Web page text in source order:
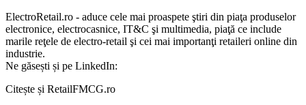
ElectroRetail.ro - aduce cele mai proaspete ştiri din piaţa produselor
electronice, electrocasnice, IT&C şi multimedia, piaţă ce include
marile reţele de electro-retail şi cei mai importanţi retaileri online din
industrie.
Ne găsești și pe LinkedIn:
Citește și RetailFMCG.ro